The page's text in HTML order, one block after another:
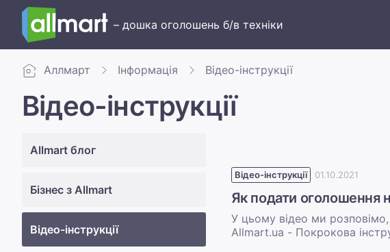
– дошка оголошень б/в техніки
Аллмарт Інформація Відео-інструкції
Відео-інструкції
Allmart блог
Бізнес з Allmart
Відео-інструкції
Відео-інструкції 01.10.2021
Як подати оголошення
У цьому відео ми
Allmart.ua - Покрокова